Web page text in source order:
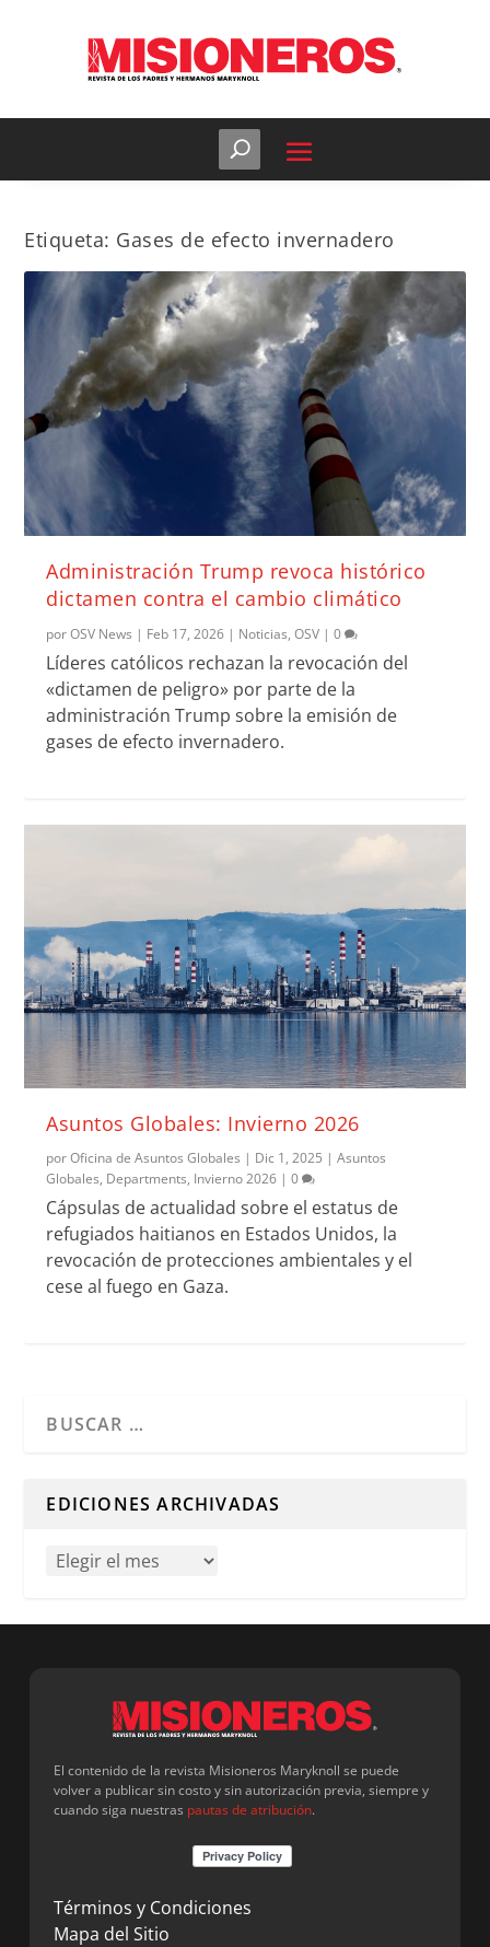
Etiqueta: Gases de efecto invernadero
Administración Trump revoca histórico
dictamen contra el cambio climático
porOSV News | Feb 17, 2026 | Noticias,OSV |0
Líderes católicos rechazan la revocación del
«dictamen de peligro» por parte de la
administración Trump sobre la emisión de
gases de efecto invernadero.
Asuntos Globales: Invierno 2026
porOficina de Asuntos Globales | Dic 1, 2025 |Asuntos
Globales, Departments, Invierno 2026 |0
Cápsulas de actualidad sobre el estatus de
refugiados haitianos en Estados Unidos, la
revocación de protecciones ambientales y el
cese al fuego en Gaza.
EDICIONES ARCHIVADAS
El contenido de la revista Misioneros Maryknoll se puede
volver a publicar sin costo y sin autorización previa, siempre y
cuando siga nuestras pautas de atribución.
Términos y Condiciones
Mapa del Sitio